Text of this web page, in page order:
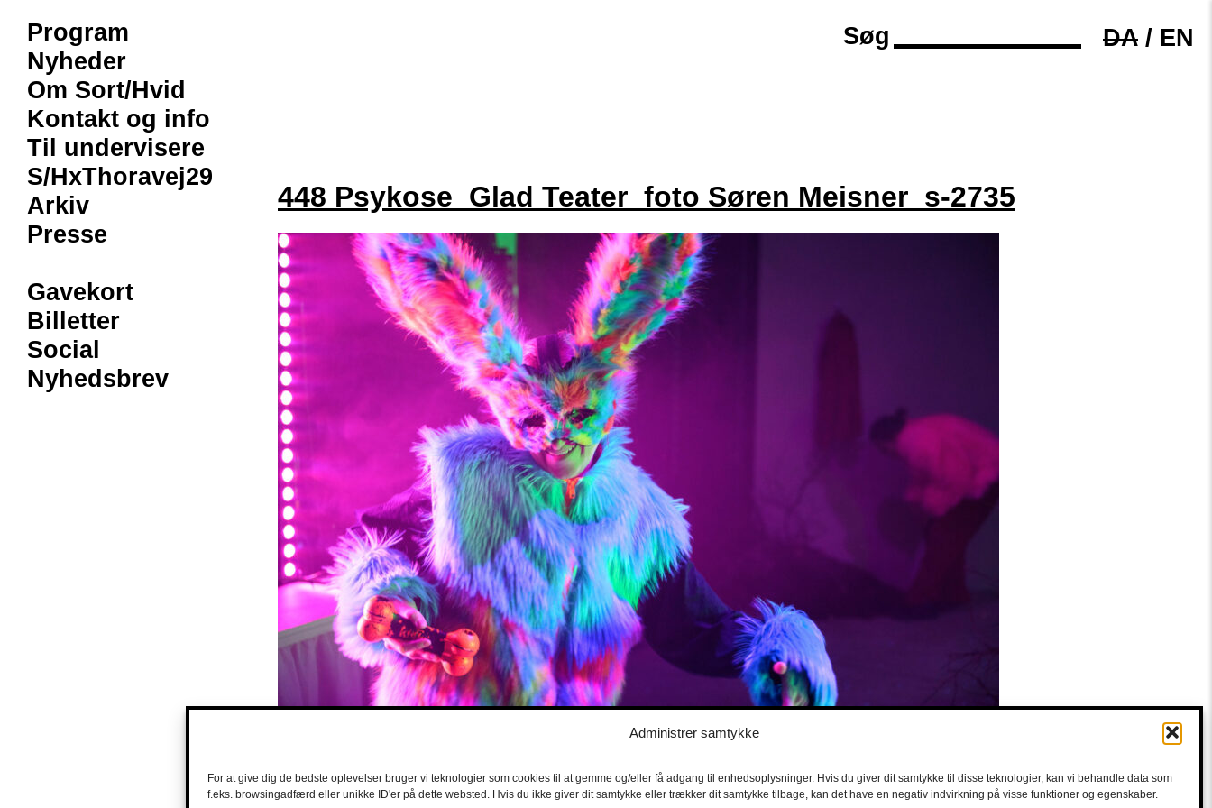
Administrer samtykke
For at give dig de bedste oplevelser bruger vi teknologier som cookies til at gemme og/eller få adgang til enhedsoplysninger. Hvis du giver dit samtykke til disse teknologier, kan vi behandle data som
f.eks. browsingadfærd eller unikke ID'er på dette websted. Hvis du ikke giver dit samtykke eller trækker dit samtykke tilbage, kan det have en negativ indvirkning på visse funktioner og egenskaber.
Program
Nyheder
Om Sort/Hvid
Kontakt og info
Til undervisere
S/HxThoravej29
Arkiv
Presse
Gavekort
Billetter
Social
Nyhedsbrev
Søg DA / EN
448 Psykose_Glad Teater_foto Søren Meisner_s-2735